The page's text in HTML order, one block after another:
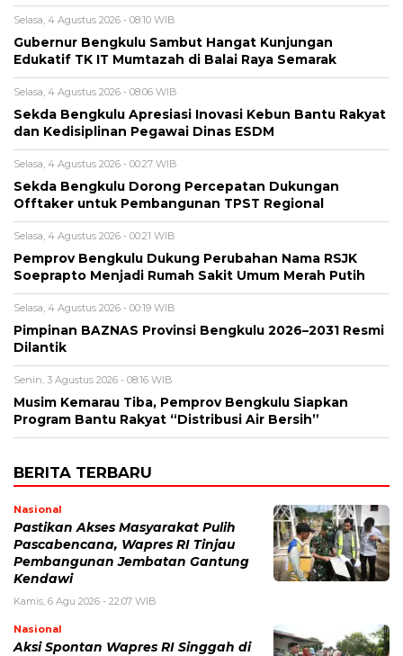
Selasa, 4 Agustus 2026 - 08:10 WIB
Gubernur Bengkulu Sambut Hangat Kunjungan
Edukatif TK IT Mumtazah di Balai Raya Semarak
Selasa, 4 Agustus 2026 - 08:06 WIB
Sekda Bengkulu Apresiasi Inovasi Kebun Bantu Rakyat
dan Kedisiplinan Pegawai Dinas ESDM
Selasa, 4 Agustus 2026 - 00:27 WIB
Sekda Bengkulu Dorong Percepatan Dukungan
Offtaker untuk Pembangunan TPST Regional
Selasa, 4 Agustus 2026 - 00:21 WIB
Pemprov Bengkulu Dukung Perubahan Nama RSJK
Soeprapto Menjadi Rumah Sakit Umum Merah Putih
Selasa, 4 Agustus 2026 - 00:19 WIB
Pimpinan BAZNAS Provinsi Bengkulu 2026–2031 Resmi
Dilantik
Senin, 3 Agustus 2026 - 08:16 WIB
Musim Kemarau Tiba, Pemprov Bengkulu Siapkan
Program Bantu Rakyat “Distribusi Air Bersih”
BERITA TERBARU
Nasional
Pastikan Akses Masyarakat Pulih
Pascabencana, Wapres RI Tinjau
Pembangunan Jembatan Gantung
Kendawi
Kamis, 6 Agu 2026 - 22:07 WIB
Nasional
Aksi Spontan Wapres RI Singgah di